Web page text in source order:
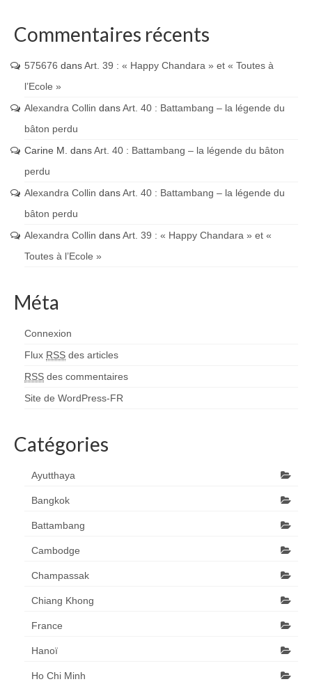
Commentaires récents
575676 dansArt. 39 : « Happy Chandara » et « Toutes à
l’Ecole »
Alexandra Collin dansArt. 40 : Battambang – la légende du
bâton perdu
Carine M. dansArt. 40 : Battambang – la légende du bâton
perdu
Alexandra Collin dansArt. 40 : Battambang – la légende du
bâton perdu
Alexandra Collin dansArt. 39 : « Happy Chandara » et «
Toutes à l’Ecole »
Méta
Connexion
Flux RSS des articles
RSS des commentaires
Site de WordPress-FR
Catégories
Ayutthaya
Bangkok
Battambang
Cambodge
Champassak
Chiang Khong
France
Hanoï
Ho Chi Minh